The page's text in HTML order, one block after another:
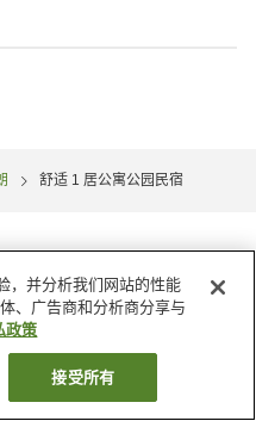
舒适 1 居公寓公园民宿
，并分析我们网站的性能
、广告商和分析商分享与
政策
接受所有